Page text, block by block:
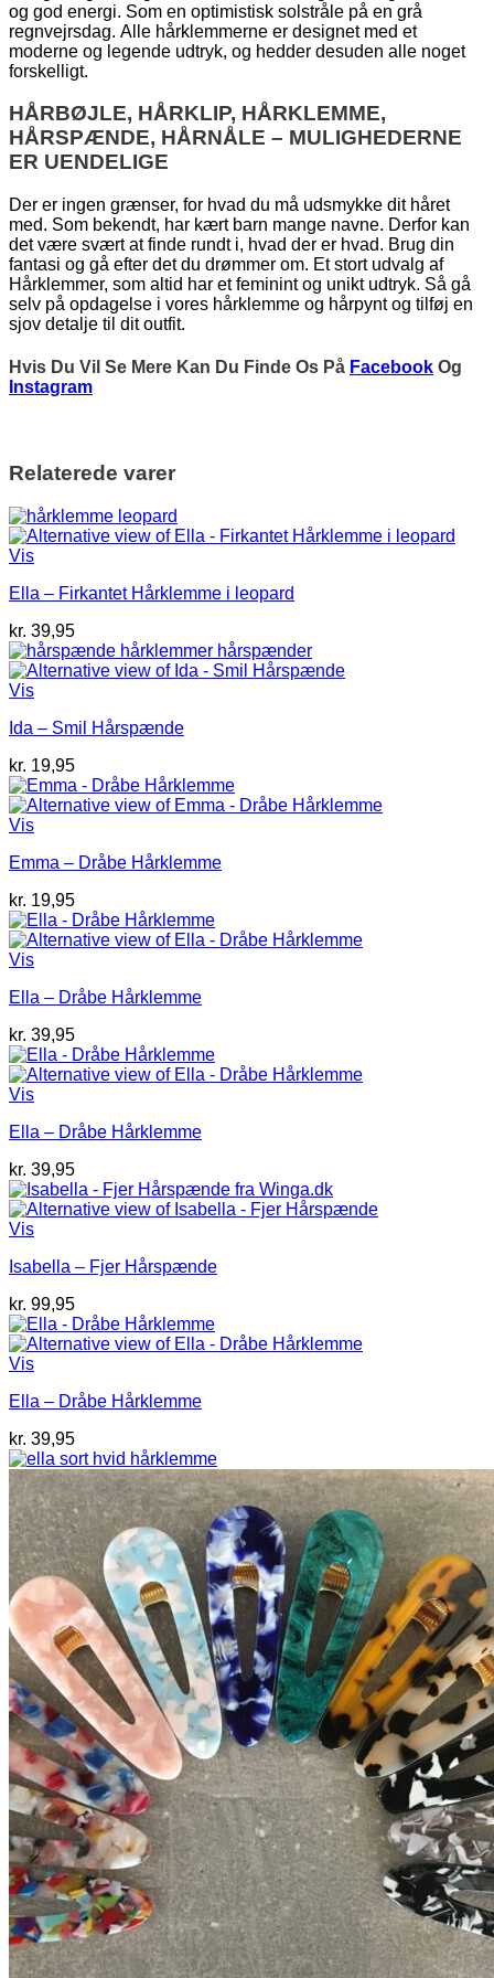
og god energi. Som en optimistisk solstråle på en grå
regnvejrsdag. Alle hårklemmerne er designet med et
moderne og legende udtryk, og hedder desuden alle noget
forskelligt.
HÅRBØJLE, HÅRKLIP, HÅRKLEMME,
HÅRSPÆNDE, HÅRNÅLE – MULIGHEDERNE
ER UENDELIGE
Der er ingen grænser, for hvad du må udsmykke dit håret
med. Som bekendt, har kært barn mange navne. Derfor kan
det være svært at finde rundt i, hvad der er hvad. Brug din
fantasi og gå efter det du drømmer om. Et stort udvalg af
Hårklemmer, som altid har et feminint og unikt udtryk. Så gå
selv på opdagelse i vores hårklemme og hårpynt og tilføj en
sjov detalje til dit outfit.
Hvis Du Vil Se Mere Kan Du Finde Os På Facebook Og
Instagram
Relaterede varer
Vis
Ella – Firkantet Hårklemme i leopard
kr. 39,95
Vis
Ida – Smil Hårspænde
kr. 19,95
Vis
Emma – Dråbe Hårklemme
kr. 19,95
Vis
Ella – Dråbe Hårklemme
kr. 39,95
Vis
Ella – Dråbe Hårklemme
kr. 39,95
Vis
Isabella – Fjer Hårspænde
kr. 99,95
Vis
Ella – Dråbe Hårklemme
kr. 39,95